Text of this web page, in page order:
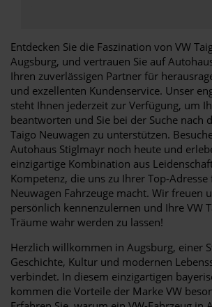
Entdecken Sie die Faszination von VW
Augsburg, und vertrauen Sie auf
Ihren zuverlässigen Partner für
und exzellenten Kundenservice. Unser
steht Ihnen jederzeit zur Verfügung, um
beantworten und Sie bei der Suche nach
Taigo Neuwagen zu unterstützen.
Autohaus Stiglmayr noch heute und
einzigartige Kombination aus
Kompetenz, die uns zu Ihrer Top-Adresse
Neuwagen Fahrzeuge macht. Wir freuen
persönlich kennenzulernen und Ihre VW
Träume wahr werden zu lassen!
Herzlich willkommen in Augsburg, einer
Geschichte, Kultur und modernen
verbindet. In diesem einzigartigen
kommen die Vorteile der Marke VW